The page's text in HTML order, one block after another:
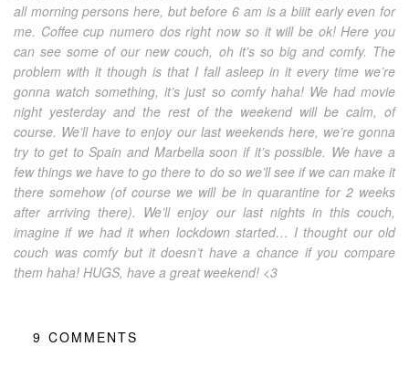
all morning persons here, but before 6 am is a biiit early even for
me. Coffee cup numero dos right now so it will be ok! Here you
can see some of our new couch, oh it’s so big and comfy. The
problem with it though is that I fall asleep in it every time we’re
gonna watch something, it’s just so comfy haha! We had movie
night yesterday and the rest of the weekend will be calm, of
course. We’ll have to enjoy our last weekends here, we’re gonna
try to get to Spain and Marbella soon if it’s possible. We have a
few things we have to go there to do so we’ll see if we can make it
there somehow (of course we will be in quarantine for 2 weeks
after arriving there). We’ll enjoy our last nights in this couch,
imagine if we had it when lockdown started… I thought our old
couch was comfy but it doesn’t have a chance if you compare
them haha! HUGS, have a great weekend! <3
9 COMMENTS